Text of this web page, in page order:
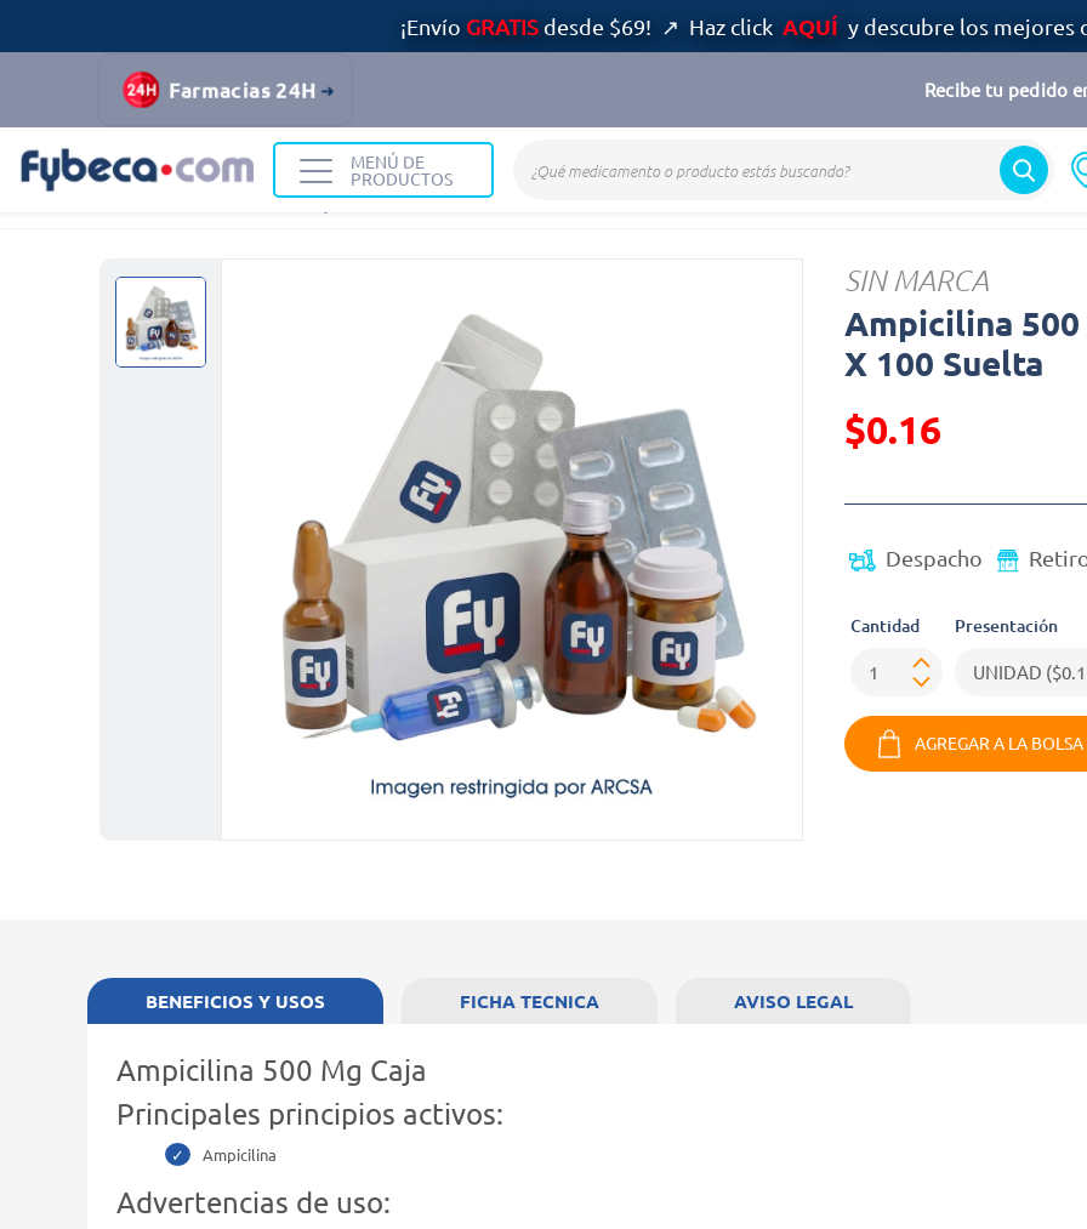
¡Envío GRATISdesde $69! ↗ Haz click AQUÍ y descubre los mejores
Farmacias 24H Recibe tu pedido
MENÚ DE
PRODUCTOS
Medicinas Ampicilina
SIN MARCA
Ampicilina
X 100 Suelta
$0.16
Despacho
Cantidad Presentación
AGREGAR A LA BOLSA
BENEFICIOS Y USOS
Ampicilina 500 Mg Caja
Principales principios activos:
Ampicilina
Advertencias de uso:
FICHA TECNICA AVISO LEGAL